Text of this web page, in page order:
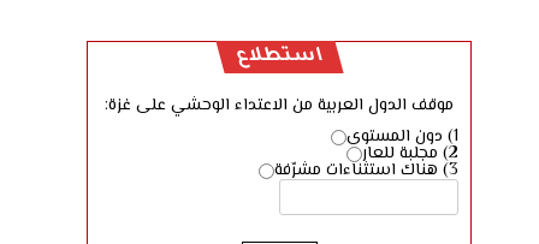
استطلاع
موقف الدول العربية من الاعتداء الوحشي على غزة:
1) دون المستوى
2) مجلبة للعار
3) هناك استثناءات مشرّفة